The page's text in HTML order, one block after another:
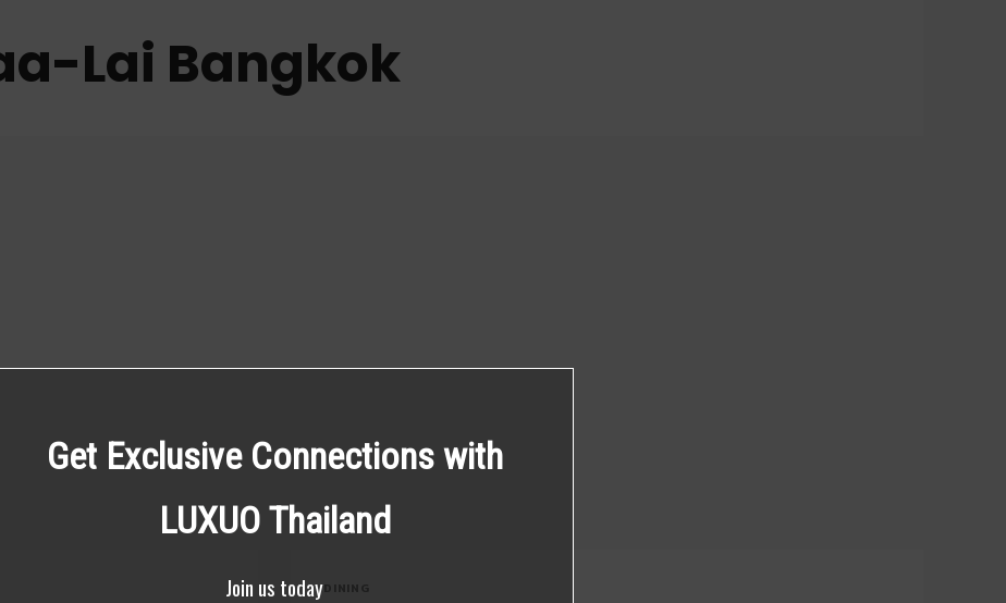
Lai Bangkok
Get Exclusive Connections with
LUXUO Thailand
Join us today